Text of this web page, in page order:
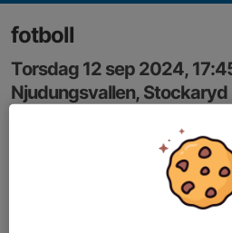
fotboll
Torsdag 12 sep 2024,
Njudungsvallen, Stockaryd